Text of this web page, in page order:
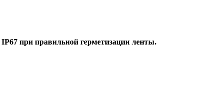
IP67 при правильной герметизации ленты.